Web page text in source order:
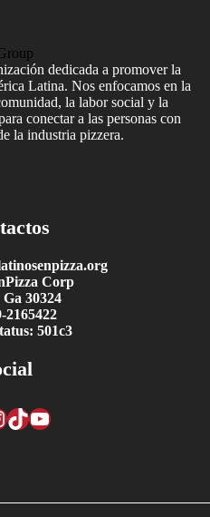
dedicada a promover la
Latina. Nos enfocamos en la
la labor social y la
conectar a las personas con
la industria pizzera.
Corp
30324
2165422
501c3
TikTok
YouTube